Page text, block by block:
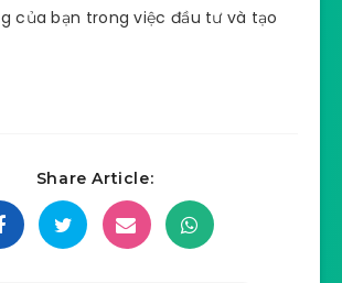
của bạn trong việc đầu tư và tạo
Share Article: